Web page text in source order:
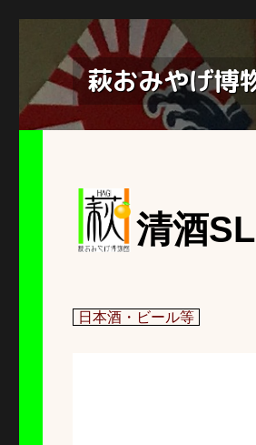
萩おみやげ博
清酒
日本酒・ビール等